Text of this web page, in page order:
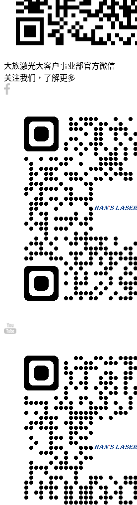
大族激光大客户事业部官方微信
关注我们，了解更多